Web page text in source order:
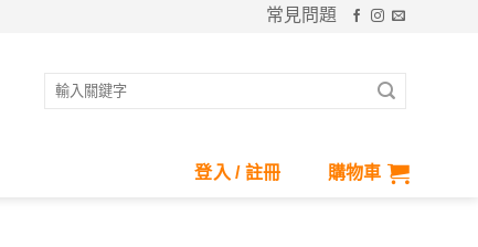
常見問題
搜
登入 / 註冊 購物車